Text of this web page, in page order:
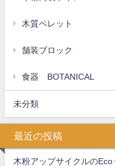
木質ペレット
舗装ブロック
食器 BOTANICAL
未分類
最近の投稿
木粉アップサイクルのEco